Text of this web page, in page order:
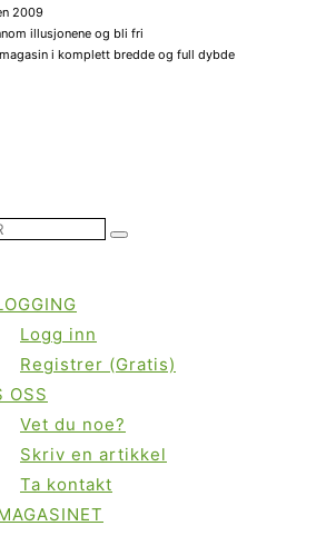
2009
illusjonene og bli fri
i komplett bredde og full dybde
Logg inn
Registrer (Gratis)
OSS
Vet du noe?
Skriv en artikkel
Ta kontakt